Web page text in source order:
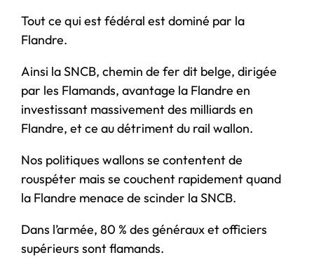
Tout ce qui est fédéral est dominé par la
Flandre.
Ainsi la SNCB, chemin de fer dit belge, dirigée
par les Flamands, avantage la Flandre en
investissant massivement des milliards en
Flandre, et ce au détriment du rail wallon.
Nos politiques wallons se contentent de
rouspéter mais se couchent rapidement quand
la Flandre menace de scinder la SNCB.
Dans l’armée, 80 % des généraux et officiers
supérieurs sont flamands.